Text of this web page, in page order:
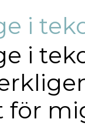
i
i